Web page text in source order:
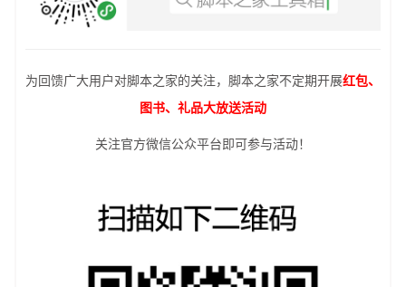
为回馈广大用户对脚本之家的关注，脚本之家不定期开展红包、
图书、礼品大放送活动
关注官方微信公众平台即可参与活动！